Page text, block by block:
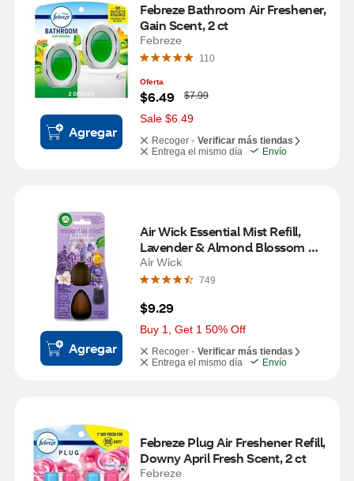
Agregar
Febreze Bathroom Air Freshener,
Gain Scent, 2 ct
Febreze
110
Oferta
$6.49
W
a
s
$7.99
Sale $6.49
Recoger - Verificar más tiendas
Entrega el mismo día
Envío
Agregar
Air Wick Essential Mist Refill,
Lavender & Almond Blossom
Scent, 0.67 oz
Air Wick
749
$9.29
Buy 1, Get 1 50% Off
Recoger - Verificar más tiendas
Entrega el mismo día
Envío
Febreze Plug Air Freshener Refill,
Downy April Fresh Scent, 2 ct
Febreze